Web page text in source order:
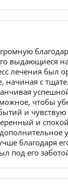
выдающиеся
лечения был
начиная с
чтобы
и чувствую
и
благодаря
под его